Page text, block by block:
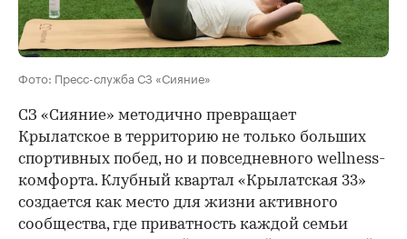
Фото: Пресс-служба СЗ «Сияние»
СЗ «Сияние» методично превращает
Крылатское в территорию не только больших
спортивных побед, но и повседневного wellness-
комфорта. Клубный квартал «Крылатская 33»
создается как место для жизни активного
сообщества, где приватность каждой семьи